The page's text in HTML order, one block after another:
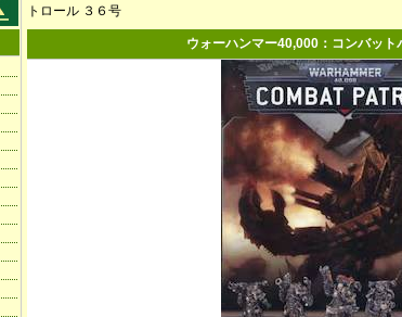
トロール ３６号
ウォーハンマー40,000：コンバット